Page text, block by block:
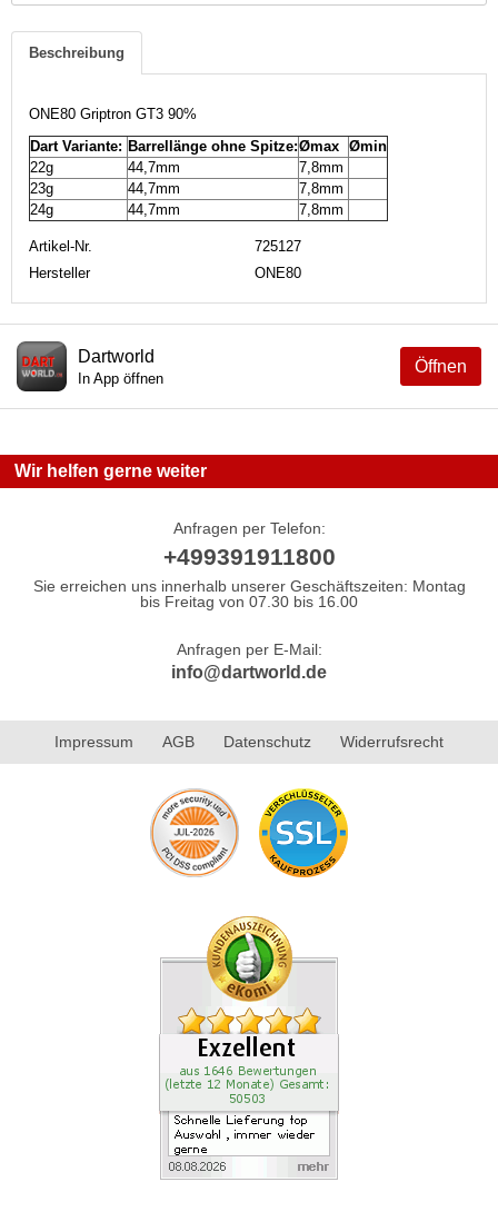
Beschreibung
ONE80 Griptron GT3 90%
Dart Variante: Barrellänge ohne Spitze:Ømax Ømin
22g
44,7mm
7,8mm
23g
44,7mm
7,8mm
24g
44,7mm 7,8mm
Artikel-Nr.
725127
Hersteller
ONE80
Öffnen
Dartworld
In App öffnen
Wir helfen gerne weiter
Anfragen per Telefon:
+499391911800
Sie erreichen uns innerhalb unserer Geschäftszeiten: Montag
bis Freitag von 07.30 bis 16.00
Anfragen per E-Mail:
info@dartworld.de
Impressum AGB Datenschutz Widerrufsrecht